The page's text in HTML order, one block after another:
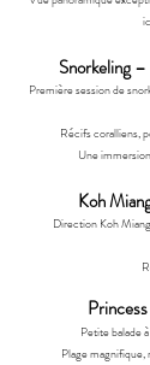
Snorkeling
Première session de
Récifs coralliens,
Une
Koh
Direction Koh
Petite balade
Plage